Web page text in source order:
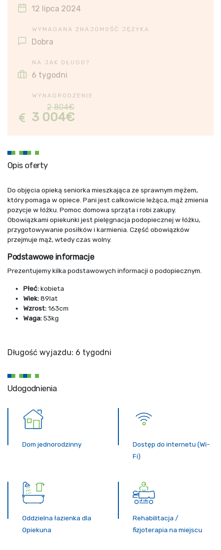
12 lipca 2024
WYMAGANA ZNAJOMOŚĆ JĘZYKA
Dobra
NA JAK DŁUGO?
6 tygodni
WYNAGRODZENIE
2 804€
3 004€
Opis oferty
Do objęcia opieką seniorka mieszkająca ze sprawnym mężem,
który pomaga w opiece. Pani jest całkowicie leżąca, mąż zmienia
pozycje w łóżku. Pomoc domowa sprząta i robi zakupy.
Obowiązkami opiekunki jest pielęgnacja podopiecznej w łóżku,
przygotowywanie posiłków i karmienia. Część obowiązków
przejmuje mąż, wtedy czas wolny.
Podstawowe informacje
Prezentujemy kilka podstawowych informacji o podopiecznym.
Płeć:kobieta
Wiek:89lat
Wzrost:163cm
Waga:53kg
Długość wyjazdu: 6 tygodni
Udogodnienia
Dom jednorodzinny
Dostęp do internetu (Wi-
Fi)
Oddzielna łazienka dla
Opiekuna
Rehabilitacja /
fizjoterapia na miejscu